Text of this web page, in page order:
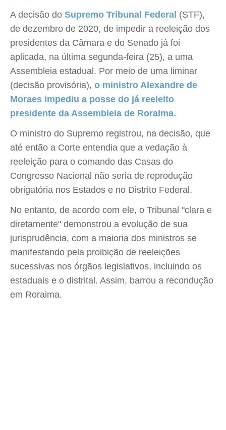
A decisão do Supremo Tribunal Federal (STF),
de dezembro de 2020, de impedir a reeleição dos
presidentes da Câmara e do Senado já foi
aplicada, na última segunda-feira (25), a uma
Assembleia estadual. Por meio de uma liminar
(decisão provisória), o ministro Alexandre de
Moraes impediu a posse do já reeleito
presidente da Assembleia de Roraima.
O ministro do Supremo registrou, na decisão, que
até então a Corte entendia que a vedação à
reeleição para o comando das Casas do
Congresso Nacional não seria de reprodução
obrigatória nos Estados e no Distrito Federal.
No entanto, de acordo com ele, o Tribunal "clara e
diretamente" demonstrou a evolução de sua
jurisprudência, com a maioria dos ministros se
manifestando pela proibição de reeleições
sucessivas nos órgãos legislativos, incluindo os
estaduais e o distrital. Assim, barrou a recondução
em Roraima.